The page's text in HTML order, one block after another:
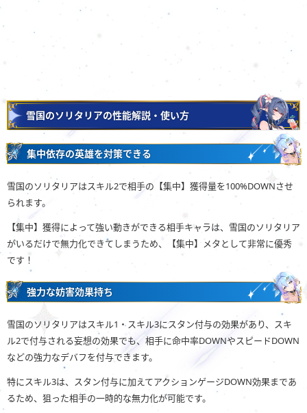
雪国のソリタリアの性能解説・使い方
集中依存の英雄を対策できる
雪国のソリタリアはスキル2で相手の【集中】獲得量を100%DOWNさせ
られます。
【集中】獲得によって強い動きができる相手キャラは、雪国のソリタリア
がいるだけで無力化できてしまうため、【集中】メタとして非常に優秀
です！
強力な妨害効果持ち
雪国のソリタリアはスキル1・スキル3にスタン付与の効果があり、スキ
ル2で付与される妄想の効果でも、相手に命中率DOWNやスピードDOWN
などの強力なデバフを付与できます。
特にスキル3は、スタン付与に加えてアクションゲージDOWN効果まであ
るため、狙った相手の一時的な無力化が可能です。